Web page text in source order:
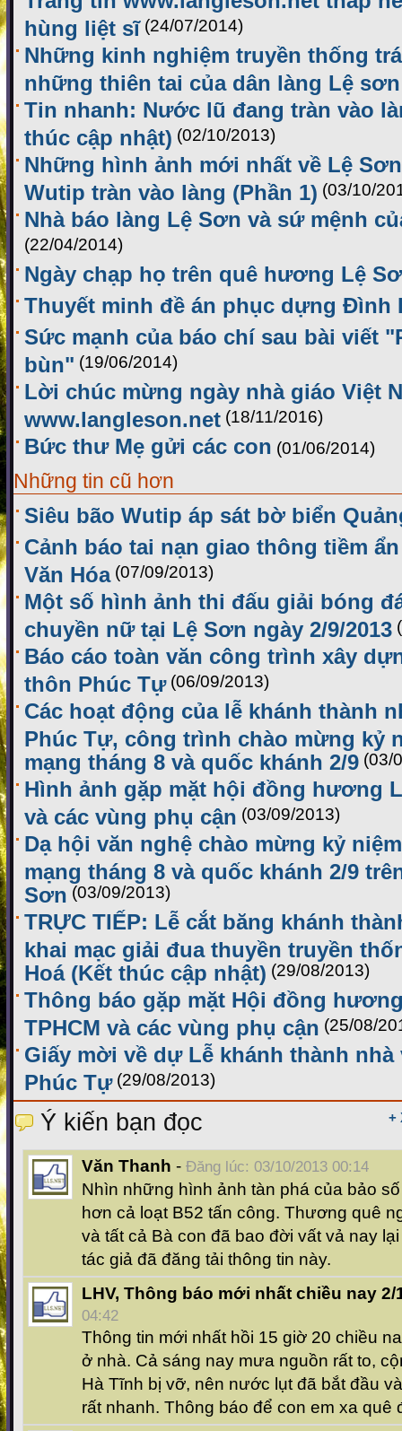
hùng liệt sĩ (24/07/2014)
Những kinh nghiệm truyền thống
những thiên tai của dân làng Lệ sơn
Tin nhanh: Nước lũ đang tràn vào
thúc cập nhật) (02/10/2013)
Những hình ảnh mới nhất về Lệ
Wutip tràn vào làng (Phần 1) (03/10/
Nhà báo làng Lệ Sơn và sứ mệnh
(22/04/2014)
Ngày chạp họ trên quê hương Lệ
Thuyết minh đề án phục dựng Đình
Sức mạnh của báo chí sau bài viết
bùn" (19/06/2014)
Lời chúc mừng ngày nhà giáo Việt
www.langleson.net (18/11/2016)
Bức thư Mẹ gửi các con (01/06/2014)
Những tin cũ hơn
Siêu bão Wutip áp sát bờ biển
Cảnh báo tai nạn giao thông tiềm
Văn Hóa (07/09/2013)
Một số hình ảnh thi đấu giải bóng
chuyền nữ tại Lệ Sơn ngày 2/9/2013
Báo cáo toàn văn công trình xây
thôn Phúc Tự (06/09/2013)
Các hoạt động của lễ khánh thành
Phúc Tự, công trình chào mừng kỷ
mạng tháng 8 và quốc khánh 2/9 (03/
Hình ảnh gặp mặt hội đồng hương
và các vùng phụ cận (03/09/2013)
Dạ hội văn nghệ chào mừng kỷ
mạng tháng 8 và quốc khánh 2/9
Sơn (03/09/2013)
TRỰC TIẾP: Lễ cắt băng khánh
khai mạc giải đua thuyền truyền
Hoá (Kết thúc cập nhật) (29/08/2013)
Thông báo gặp mặt Hội đồng
TPHCM và các vùng phụ cận (25/08/
Giấy mời về dự Lễ khánh thành nhà
Phúc Tự (29/08/2013)
+
Ý kiến bạn đọc
Văn Thanh - Đăng lúc: 03/10/2013 00:14
Nhìn những hình ảnh tàn phá của bảo
hơn cả loạt B52 tấn công. Thương quê
và tất cả Bà con đã bao đời vất vả nay
tác giả đã đăng tải thông tin này.
LHV, Thông báo mới nhất chiều nay 2/
04:42
Thông tin mới nhất hồi 15 giờ 20 chiều
ở nhà. Cả sáng nay mưa nguồn rất to,
Hà Tĩnh bị vỡ, nên nước lụt đã bắt đầu
rất nhanh. Thông báo để con em xa quê